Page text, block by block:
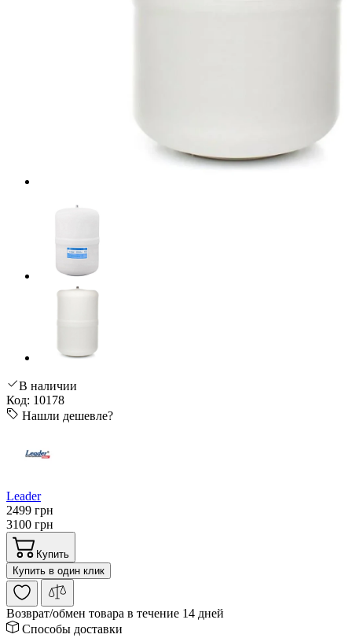
В наличии
Код: 10178
Нашли дешевле?
Leader
2499 грн
3100 грн
Купить
Купить в один клик
Возврат/обмен товара в течение 14 дней
Способы доставки